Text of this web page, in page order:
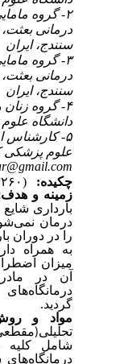
۲- گروه
درمانی
سنندج، ایران
۳- گروه
درمانی
سنندج، ایران
۴- گروه زنان
دانشگاه علوم
۵- کارشناس
علوم پزشکی
چکیده:
زمینه و هدف:
بارداری شایع
درمان
را در دوران
به همراه
میزان
آن در
گردید.
مواد و روش
شامل کلیه